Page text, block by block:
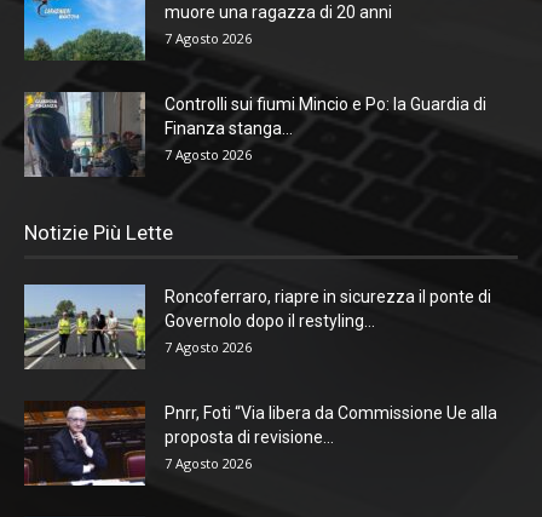
muore una ragazza di 20 anni
7 Agosto 2026
Controlli sui fiumi Mincio e Po: la Guardia di
Finanza stanga...
7 Agosto 2026
Notizie Più Lette
Roncoferraro, riapre in sicurezza il ponte di
Governolo dopo il restyling...
7 Agosto 2026
Pnrr, Foti “Via libera da Commissione Ue alla
proposta di revisione...
7 Agosto 2026